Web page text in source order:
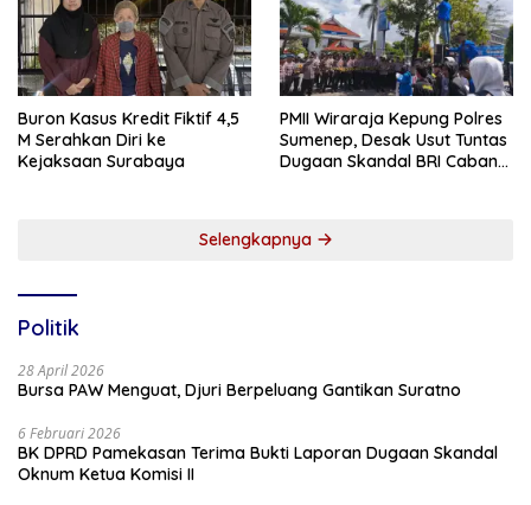
Buron Kasus Kredit Fiktif 4,5
M Serahkan Diri ke
Kejaksaan Surabaya
PMII Wiraraja Kepung Polres
Sumenep, Desak Usut Tuntas
Dugaan Skandal BRI Cabang
Selengkapnya
Politik
28 April 2026
Bursa PAW Menguat, Djuri Berpeluang Gantikan Suratno
6 Februari 2026
BK DPRD Pamekasan Terima Bukti Laporan Dugaan Skandal
Oknum Ketua Komisi II